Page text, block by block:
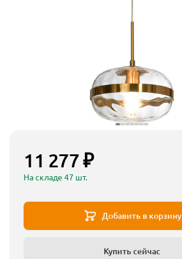
11 277 ₽
На складе 47 шт.
Добавить в корзину
Купить сейчас